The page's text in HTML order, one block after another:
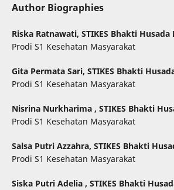
Author Biographies
Riska Ratnawati, STIKES Bhakti
Prodi S1 Kesehatan Masyarakat
Gita Permata Sari, STIKES Bhakti
Prodi S1 Kesehatan Masyarakat
Nisrina Nurkharima , STIKES Bhakti
Prodi S1 Kesehatan Masyarakat
Salsa Putri Azzahra, STIKES Bhakti
Prodi S1 Kesehatan Masyarakat
Siska Putri Adelia , STIKES Bhakti